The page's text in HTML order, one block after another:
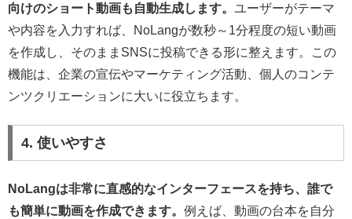
向けのショート動画も自動生成します。 ユーザーがテーマ
や内容を入力すれば、NoLangが数秒～1分程度の短い動画
を作成し、そのままSNSに投稿できる形に整えます。この
機能は、企業の宣伝やマーケティング活動、個人のコンテ
ンツクリエーションに大いに役立ちます。
4. 使いやすさ
NoLangは非常に直感的なインターフェースを持ち、誰で
も簡単に動画を作成できます。 例えば、動画の台本を自分